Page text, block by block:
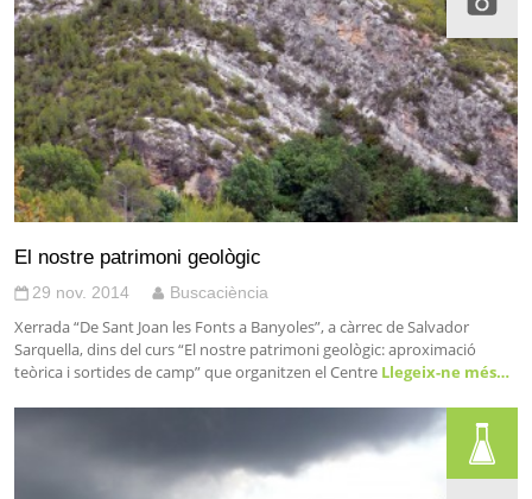
El nostre patrimoni geològic
29 nov. 2014 Buscaciència
Xerrada “De Sant Joan les Fonts a Banyoles”, a càrrec de Salvador
Sarquella, dins del curs “El nostre patrimoni geològic: aproximació
teòrica i sortides de camp” que organitzen el Centre Llegeix-ne més…